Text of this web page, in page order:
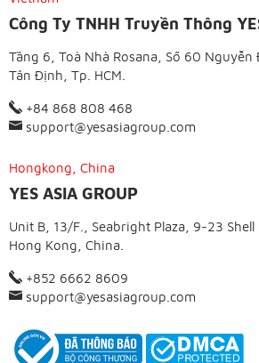
Công Ty TNHH Truyền Thông
Tầng 6, Toà Nhà Rosana, Số 60
Tân Định, Tp. HCM.
+84 868 808 468
support@yesasiagroup.com
Hongkong, China
YES ASIA GROUP
Unit B, 13/F., Seabright Plaza, 9-23
Hong Kong, China.
+852 6662 8609
support@yesasiagroup.com